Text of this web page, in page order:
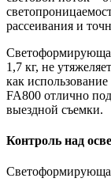
рассеивания и
1,7 кг, не
как использование
FA800 отлично
выездной съемки.
Контроль над